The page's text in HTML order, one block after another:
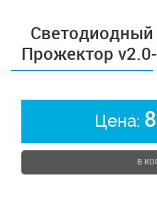
Светодиодный
Прожектор
Цена:
В